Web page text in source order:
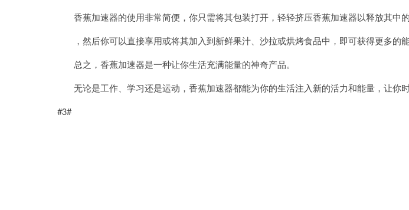
香蕉加速器的使用非常简便，你只需将其包装打开，轻轻挤压香蕉加速器以释放其中的
，然后你可以直接享用或将其加入到新鲜果汁、沙拉或烘烤食品中，即可获得更多的能
总之，香蕉加速器是一种让你生活充满能量的神奇产品。
无论是工作、学习还是运动，香蕉加速器都能为你的生活注入新的活力和能量，让你时
#3#